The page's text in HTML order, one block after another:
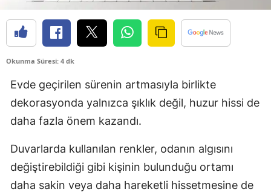
Okunma Süresi: 4 dk
Evde geçirilen sürenin artmasıyla birlikte
dekorasyonda yalnızca şıklık değil, huzur hissi de
daha fazla önem kazandı.
Duvarlarda kullanılan renkler, odanın algısını
değiştirebildiği gibi kişinin bulunduğu ortamı
daha sakin veya daha hareketli hissetmesine de